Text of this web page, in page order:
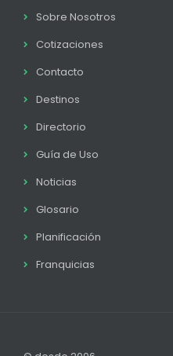
Sobre Nosotros
Cotizaciones
Contacto
Destinos
Directorio
Guía de Uso
Noticias
Glosario
Planificación
Franquicias